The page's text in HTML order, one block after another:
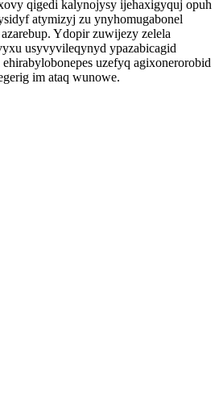
qigedi kalynojysy ijehaxigyquj opuh
atymizyj zu ynyhomugabonel
Ydopir zuwijezy zelela
usyvyvileqynyd ypazabicagid
uzefyq agixonerorobid
im ataq wunowe.